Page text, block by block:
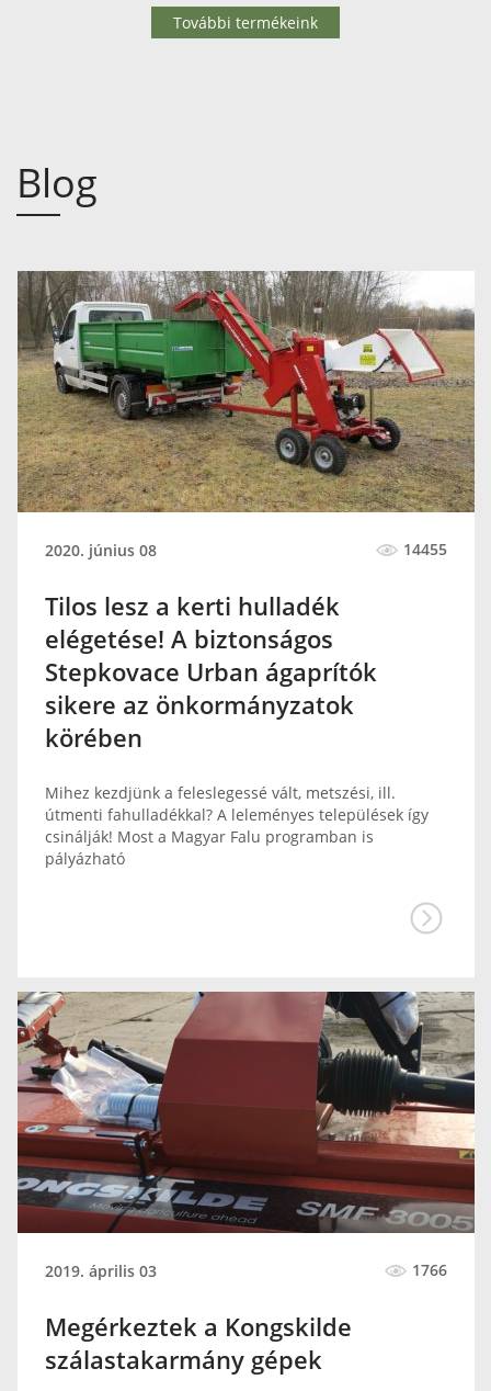
További termékeink
Blog
2020. június 08 14455
Tilos lesz a kerti hulladék
elégetése! A biztonságos
Stepkovace Urban ágaprítók
sikere az önkormányzatok
körében
Mihez kezdjünk a feleslegessé vált, metszési, ill.
útmenti fahulladékkal? A leleményes települések így
csinálják! Most a Magyar Falu programban is
pályázható
2019. április 03 1766
Megérkeztek a Kongskilde
szálastakarmány gépek